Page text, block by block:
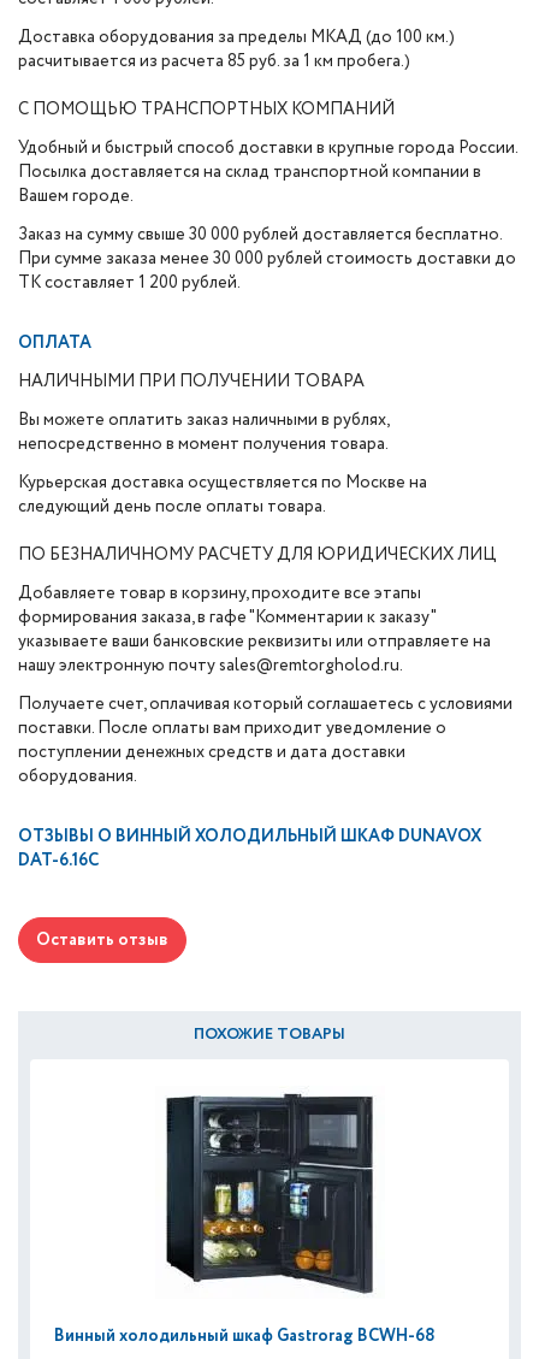
Доставка оборудования за пределы МКАД (до 100 км.)
расчитывается из расчета 85 руб. за 1 км пробега.)
С ПОМОЩЬЮ ТРАНСПОРТНЫХ КОМПАНИЙ
Удобный и быстрый способ доставки в крупные города России.
Посылка доставляется на склад транспортной компании в
Вашем городе.
Заказ на сумму свыше 30 000 рублей доставляется бесплатно.
При сумме заказа менее 30 000 рублей стоимость доставки до
ТК составляет 1 200 рублей.
ОПЛАТА
НАЛИЧНЫМИ ПРИ ПОЛУЧЕНИИ ТОВАРА
Вы можете оплатить заказ наличными в рублях,
непосредственно в момент получения товара.
Курьерская доставка осуществляется по Москве на
следующий день после оплаты товара.
ПО БЕЗНАЛИЧНОМУ РАСЧЕТУ ДЛЯ ЮРИДИЧЕСКИХ ЛИЦ
Добавляете товар в корзину, проходите все этапы
формирования заказа, в гафе "Комментарии к заказу"
указываете ваши банковские реквизиты или отправляете на
нашу электронную почту sales@remtorgholod.ru.
Получаете счет, оплачивая который соглашаетесь с условиями
поставки. После оплаты вам приходит уведомление о
поступлении денежных средств и дата доставки
оборудования.
ОТЗЫВЫ О ВИННЫЙ ХОЛОДИЛЬНЫЙ ШКАФ DUNAVOX
DAT-6.16C
Оставить отзыв
ПОХОЖИЕ ТОВАРЫ
Винный холодильный шкаф Gastrorag BCWH-68